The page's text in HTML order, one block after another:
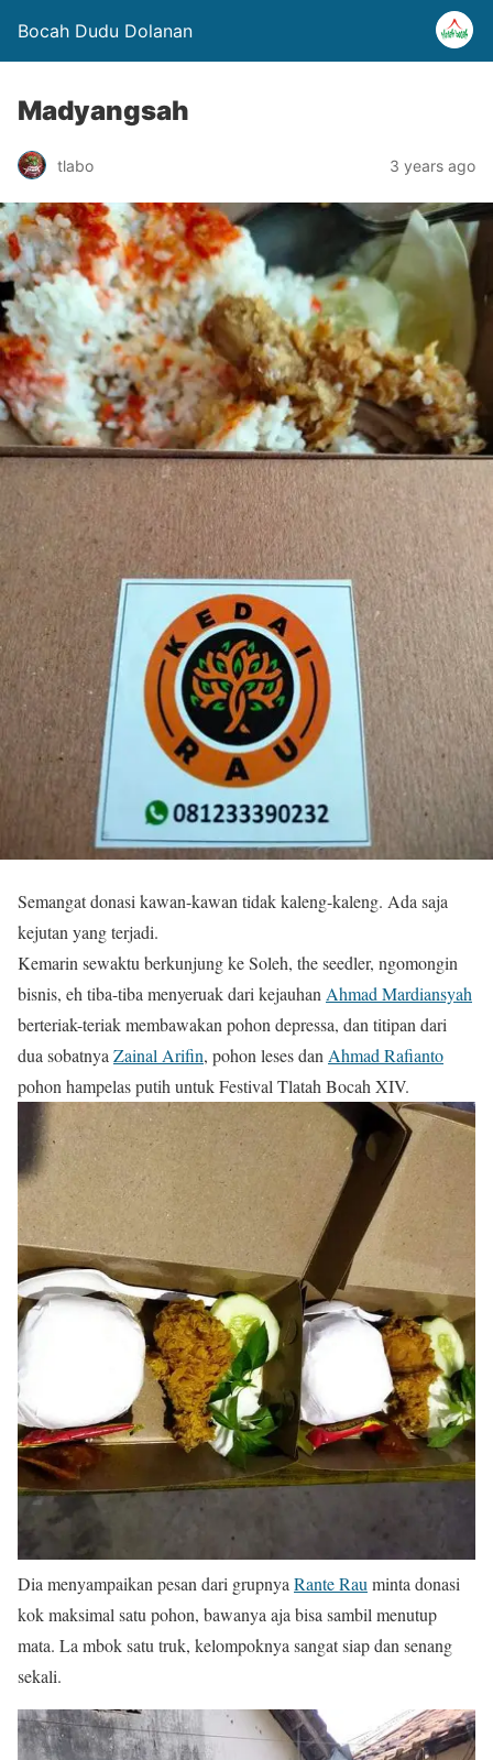
Bocah Dudu Dolanan
Madyangsah
tlabo 3 years ago
Semangat donasi kawan-kawan tidak kaleng-kaleng. Ada saja
kejutan yang terjadi.
Kemarin sewaktu berkunjung ke Soleh, the seedler, ngomongin
bisnis, eh tiba-tiba menyeruak dari kejauhanAhmad Mardiansyah
berteriak-teriak membawakan pohon depressa, dan titipan dari
dua sobatnyaZainal Arifin, pohon leses danAhmad Rafianto
pohon hampelas putih untuk Festival Tlatah Bocah XIV.
Dia menyampaikan pesan dari grupnyaRante Rauminta donasi
kok maksimal satu pohon, bawanya aja bisa sambil menutup
mata. La mbok satu truk, kelompoknya sangat siap dan senang
sekali.